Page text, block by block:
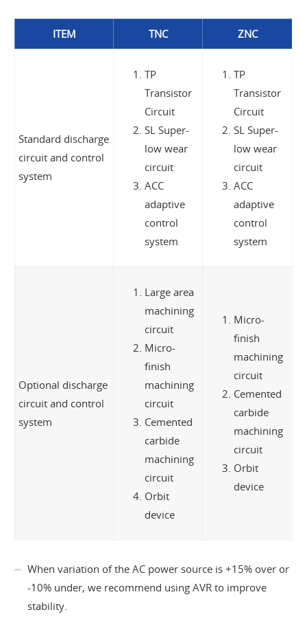
ITEM TNC ZNC
Standard discharge
circuit and control
system
TP
Transistor
Circuit
SL Super-
low wear
circuit
ACC
adaptive
control
system
TP
Transistor
Circuit
SL Super-
low wear
circuit
ACC
adaptive
control
system
Optional discharge
circuit and control
system
Large area
machining
circuit
Micro-
finish
machining
circuit
Cemented
carbide
machining
circuit
Orbit
device
Micro-
finish
machining
circuit
Cemented
carbide
machining
circuit
Orbit
device
When variation of the AC power source is +15% over or
-10% under, we recommend using AVR to improve
stability.